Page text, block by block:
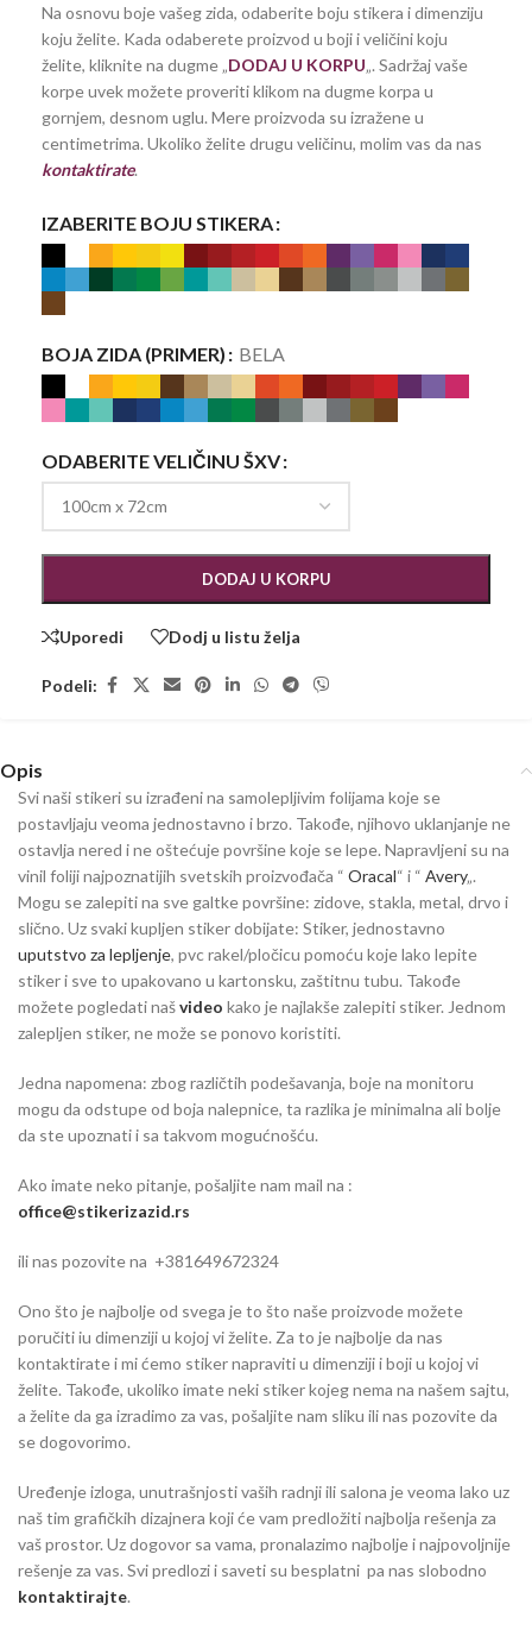
Na osnovu boje vašeg zida, odaberite boju stikera i dimenziju
koju želite. Kada odaberete proizvod u boji i veličini koju
želite, kliknite na dugme „DODAJ U KORPU„. Sadržaj vaše
korpe uvek možete proveriti klikom na dugme korpa u
gornjem, desnom uglu. Mere proizvoda su izražene u
centimetrima. Ukoliko želite drugu veličinu, molim vas da nas
kontaktirate.
IZABERITE BOJU STIKERA
BOJA ZIDA (PRIMER) BELA
ODABERITE VELIČINU ŠXV
DODAJ U KORPU
Uporedi Dodj u listu želja
Podeli:
Opis
Svi naši stikeri su izrađeni na samolepljivim folijama koje se
postavljaju veoma jednostavno i brzo. Takođe, njihovo uklanjanje ne
ostavlja nered i ne oštećuje površine koje se lepe. Napravljeni su na
vinil foliji najpoznatijih svetskih proizvođača “ Oracal“ i “ Avery„.
Mogu se zalepiti na sve galtke površine: zidove, stakla, metal, drvo i
slično. Uz svaki kupljen stiker dobijate: Stiker, jednostavno
uputstvo za lepljenje, pvc rakel/pločicu pomoću koje lako lepite
stiker i sve to upakovano u kartonsku, zaštitnu tubu. Takođe
možete pogledati našvideo kako je najlakše zalepiti stiker. Jednom
zalepljen stiker, ne može se ponovo koristiti.
Jedna napomena: zbog različtih podešavanja, boje na monitoru
mogu da odstupe od boja nalepnice, ta razlika je minimalna ali bolje
da ste upoznati i sa takvom mogućnošću.
Ako imate neko pitanje, pošaljite nam mail na :
office@stikerizazid.rs
ili nas pozovite na +381649672324
Ono što je najbolje od svega je to što naše proizvode možete
poručiti iu dimenziji u kojoj vi želite. Za to je najbolje da nas
kontaktirate i mi ćemo stiker napraviti u dimenziji i boji u kojoj vi
želite. Takođe, ukoliko imate neki stiker kojeg nema na našem sajtu,
a želite da ga izradimo za vas, pošaljite nam sliku ili nas pozovite da
se dogovorimo.
Uređenje izloga, unutrašnjosti vaših radnji ili salona je veoma lako uz
naš tim grafičkih dizajnera koji će vam predložiti najbolja rešenja za
vaš prostor. Uz dogovor sa vama, pronalazimo najbolje i najpovoljnije
rešenje za vas. Svi predlozi i saveti su besplatni pa nas slobodno
kontaktirajte.